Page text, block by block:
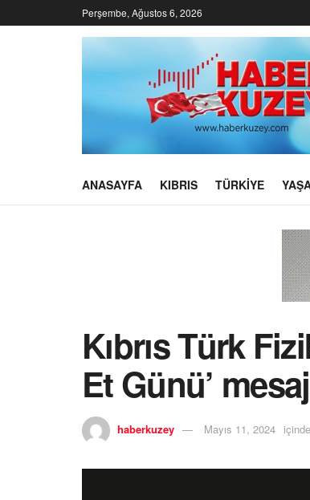
Perşembe, Ağustos 6, 2026
ANASAYFA KIBRIS TÜRKIYE
Kıbrıs Türk
Et Günü’
haberkuzey Mayıs 11, 2024 içinde